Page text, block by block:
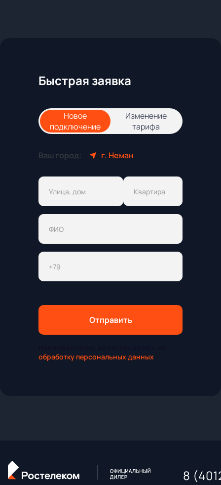
Быстрая заявка
Новое
подключение
Изменение
тарифа
Ваш город: г. Неман
Отправить
обработку персональных данных
8